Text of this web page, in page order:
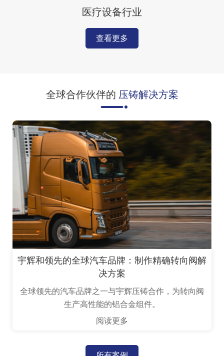
医疗设备行业
查看更多
全球合作伙伴的 压铸解决方案
宇辉和领先的全球汽车品牌：制作精确转向阀解
决方案
全球领先的汽车品牌之一与宇辉压铸合作，为转向阀
生产高性能的铝合金组件。
阅读更多